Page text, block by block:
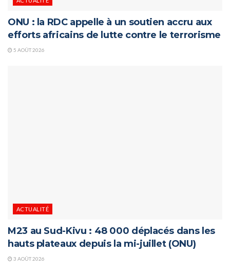
ONU : la RDC appelle à un soutien accru aux
efforts africains de lutte contre le terrorisme
5 AOÛT 2026
ACTUALITÉ
M23 au Sud-Kivu : 48 000 déplacés dans les
hauts plateaux depuis la mi-juillet (ONU)
3 AOÛT 2026